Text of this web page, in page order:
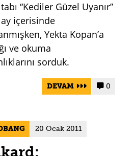
“Kediler Güzel Uyanır”
içerisinde
Yekta Kopan’a
ve okuma
sorduk.
DEVAM  0
20 Ocak 2011